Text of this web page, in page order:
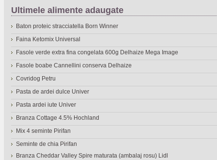
Ultimele alimente adaugate
Baton proteic stracciatella Born Winner
Faina Ketomix Universal
Fasole verde extra fina congelata 600g Delhaize Mega Image
Fasole boabe Cannellini conserva Delhaize
Covridog Petru
Pasta de ardei dulce Univer
Pasta ardei iute Univer
Branza Cottage 4.5% Hochland
Mix 4 seminte Pirifan
Seminte de chia Pirifan
Branza Cheddar Valley Spire maturata (ambalaj rosu) Lidl